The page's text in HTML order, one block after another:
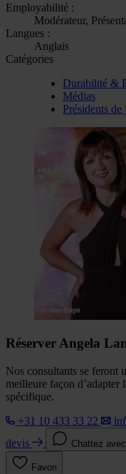
Employabilité :
Modérateur,
Langues :
Anglais
Catégories
Durabilité &
Médias
Présidents de
Réserver Angela
Nos consultants se feront
meilleure façon
spécifique.
+31 10 433 33 22
devis
Chattez
Favori